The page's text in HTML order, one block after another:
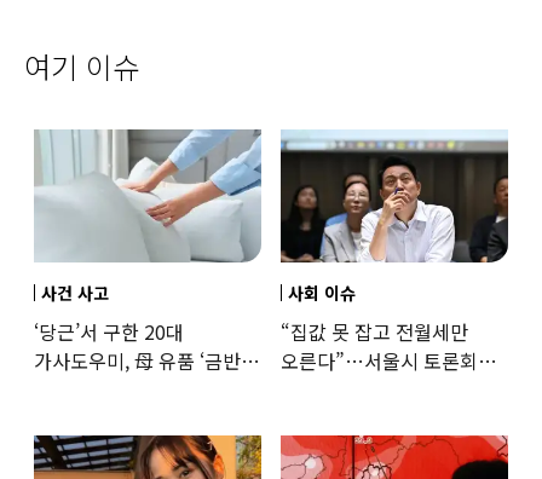
여기 이슈
사건 사고
‘당근’서 구한 20대
가사도우미, 母 유품 ‘금반지
사회 이슈
“집값 못 잡고 전월세만
오른다”…서울시 토론회서